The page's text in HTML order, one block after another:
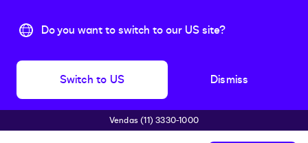
Do you want to switch to our US site?
Switch to US Dismiss
Pular para o conteúdo principal
Vendas (11) 3330-1000